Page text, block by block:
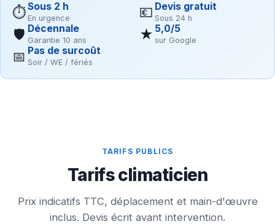
⏱Sous 2 h
En urgence 💶 Devis gratuit
Sous 24 h
🛡 Décennale
Garantie 10 ans ★ 5,0/5
sur Google
📅 Pas de surcoût
Soir / WE / fériés
TARIFS PUBLICS
Tarifs climaticien
Prix indicatifs TTC, déplacement et main-d'œuvre
inclus. Devis écrit avant intervention.